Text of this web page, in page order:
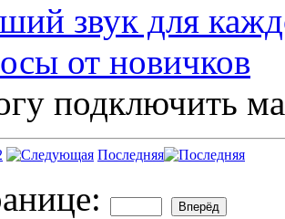
звук для
от новичков
подключить
Последняя